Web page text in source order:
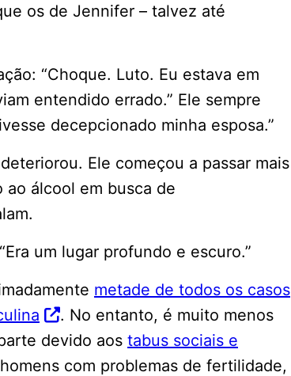
os de Jennifer – talvez até
“Choque. Luto. Eu estava em
entendido errado.” Ele sempre
decepcionado minha esposa.”
Ele começou a passar mais
álcool em busca de
um lugar profundo e escuro.”
metade de todos os casos
. No entanto, é muito menos
devido aos tabus sociais e
com problemas de fertilidade,